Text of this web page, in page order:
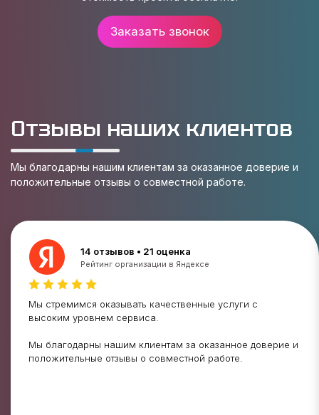
Заказать звонок
Отзывы наших клиентов
Мы благодарны нашим клиентам за оказанное доверие и
положительные отзывы о совместной работе.
14 отзывов • 21 оценка
Рейтинг организации в Яндексе
Мы стремимся оказывать качественные услуги с
высоким уровнем сервиса.
Мы благодарны нашим клиентам за оказанное доверие и
положительные отзывы о совместной работе.